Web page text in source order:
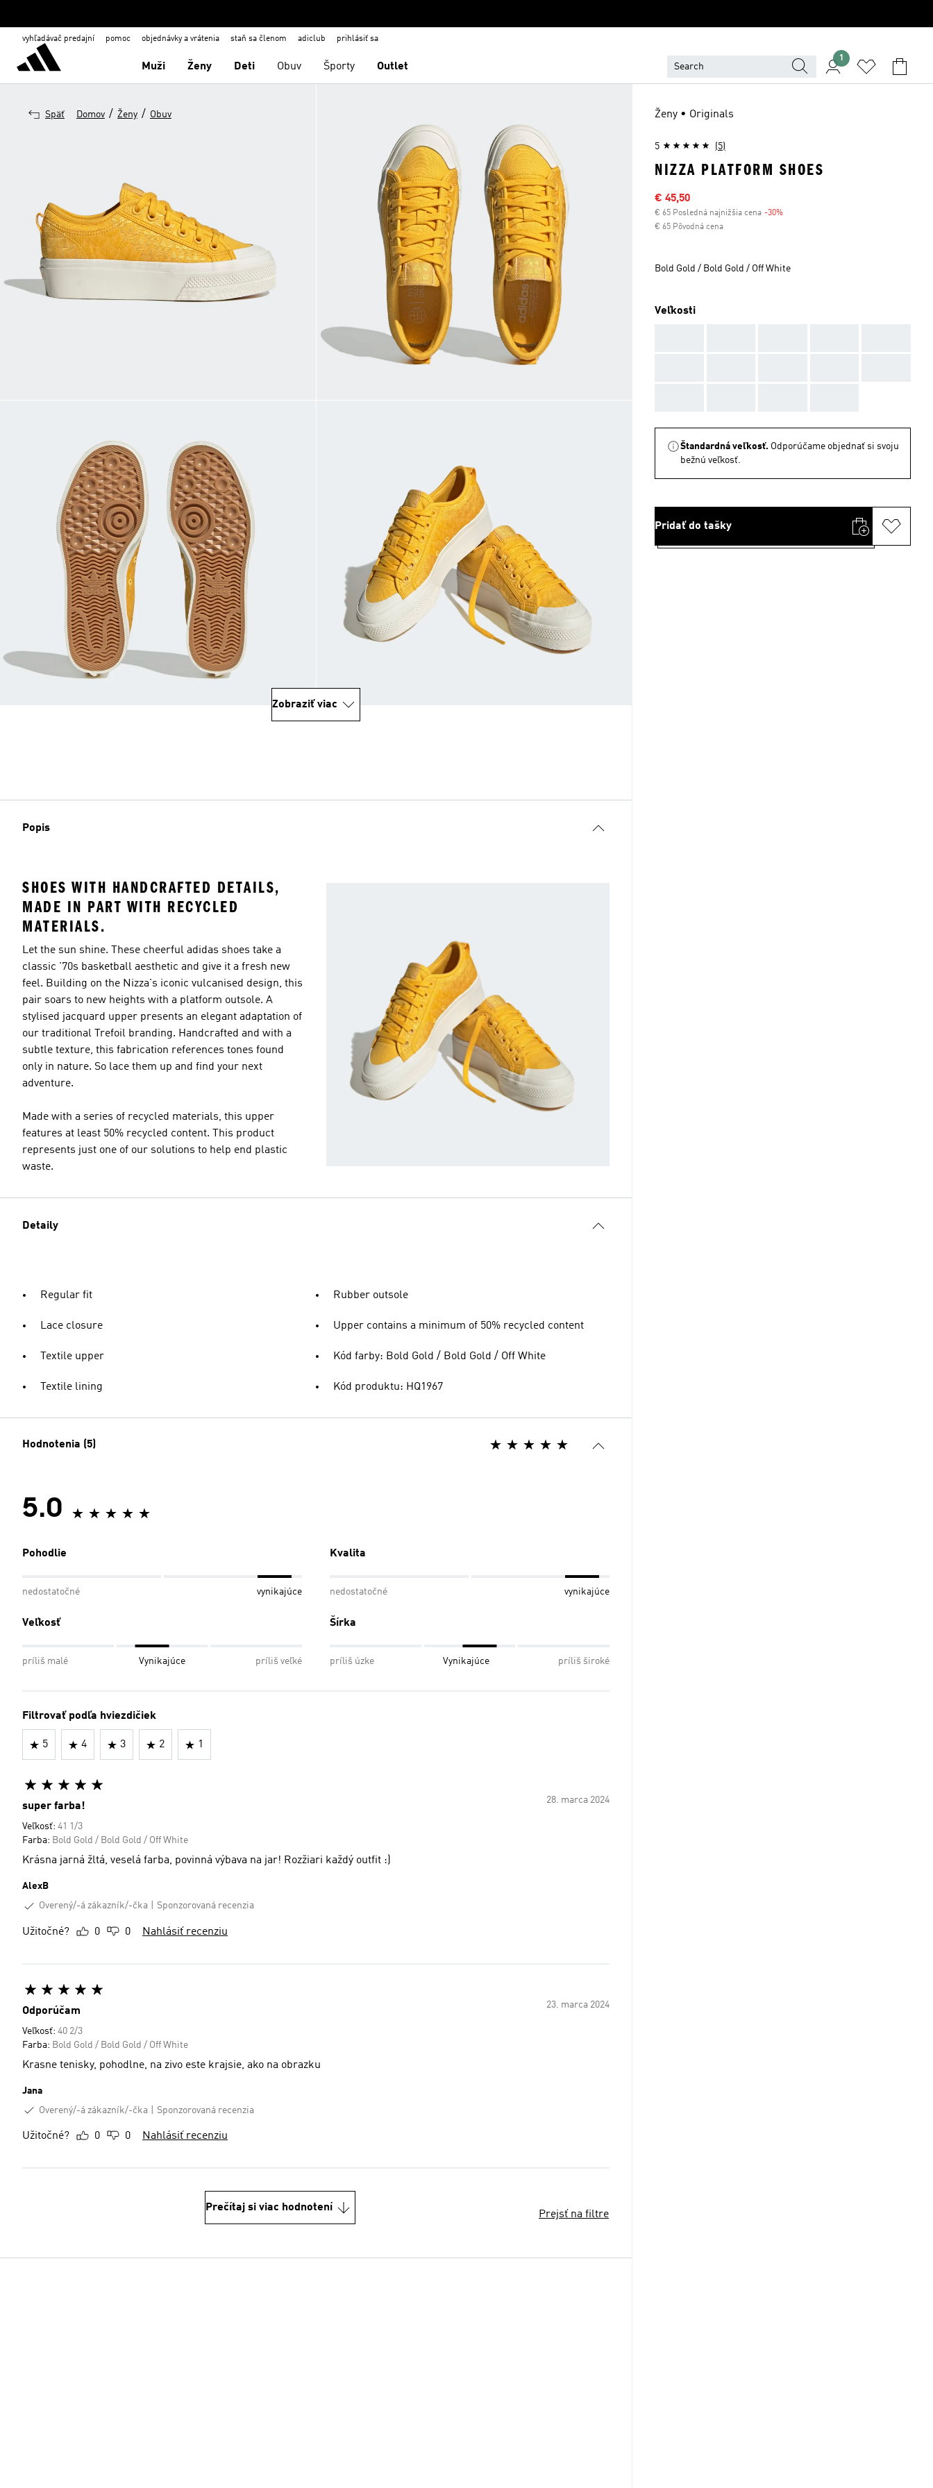
vyhľadávač predajní pomoc objednávky a vrátenia staň sa členom adiclub prihlásiť sa
Muži Ženy Deti Obuv Športy Outlet
1
Späť Domov / Ženy / Obuv
Zobraziť viac
Popis
SHOES WITH HANDCRAFTED DETAILS,
MADE IN PART WITH RECYCLED
MATERIALS.
Let the sun shine. These cheerful adidas shoes take a
classic '70s basketball aesthetic and give it a fresh new
feel. Building on the Nizza's iconic vulcanised design, this
pair soars to new heights with a platform outsole. A
stylised jacquard upper presents an elegant adaptation of
our traditional Trefoil branding. Handcrafted and with a
subtle texture, this fabrication references tones found
only in nature. So lace them up and find your next
adventure.
Made with a series of recycled materials, this upper
features at least 50% recycled content. This product
represents just one of our solutions to help end plastic
waste.
Detaily
Regular fit
Lace closure
Textile upper
Textile lining
Rubber outsole
Upper contains a minimum of 50% recycled content
Kód farby: Bold Gold / Bold Gold / Off White
Kód produktu: HQ1967
Hodnotenia (5)
5.0
Pohodlie
nedostatočné vynikajúce
Kvalita
nedostatočné vynikajúce
Veľkosť
príliš malé Vynikajúce príliš veľké
Šírka
príliš úzke Vynikajúce príliš široké
Filtrovať podľa hviezdičiek
5 4 3 2 1
28. marca 2024
super farba!
Veľkosť: 41 1/3
Farba: Bold Gold / Bold Gold / Off White
Krásna jarná žltá, veselá farba, povinná výbava na jar! Rozžiari každý outfit :)
AlexB
Overený/-á zákazník/-čka
Sponzorovaná recenzia
Užitočné? 0 0 Nahlásiť recenziu
23. marca 2024
Odporúčam
Veľkosť: 40 2/3
Farba: Bold Gold / Bold Gold / Off White
Krasne tenisky, pohodlne, na zivo este krajsie, ako na obrazku
Jana
Overený/-á zákazník/-čka
Sponzorovaná recenzia
Užitočné? 0 0 Nahlásiť recenziu
Prečítaj si viac hodnotení
Prejsť na filtre
Ženy • Originals
5 (5)
NIZZA PLATFORM SHOES
Výpredajová cena
€ 45,50
€ 65 Posledná najnižšia cena -30%
€ 65 Pôvodná cena
Bold Gold / Bold Gold / Off White
Veľkosti
Štandardná veľkosť. Odporúčame objednať si svoju
bežnú veľkosť.
Pridať do tašky